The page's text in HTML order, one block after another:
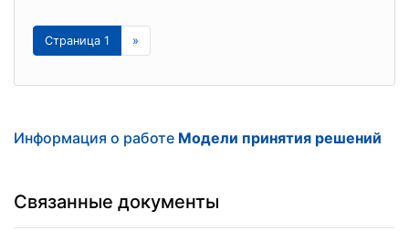
Страница 1 »
Информация о работе Модели принятия решений
Связанные документы